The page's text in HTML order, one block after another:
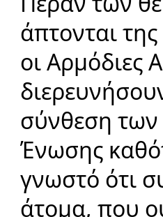
άπτονται της
οι Αρμόδιες
σύνθεση
Ένωσης
γνωστό ότι
άτομα, που